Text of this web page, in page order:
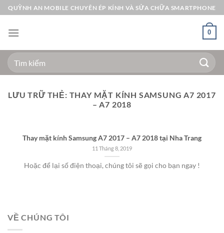
Bỏ
qua
nội
QUỲNH AN MOBILE CHUYÊN ÉP KÍNH VÀ SỬA CHỮA SMARTPHONE
0
Tìm
kiếm:
LƯU TRỮ THẺ: THAY MẶT KÍNH SAMSUNG A7 2017
– A7 2018
Thay mặt kính Samsung A7 2017 – A7 2018 tại Nha Trang
11 Tháng 8, 2019
Hoặc để lại số điện thoại, chúng tôi sẽ gọi cho bạn ngay !
VỀ CHÚNG TÔI